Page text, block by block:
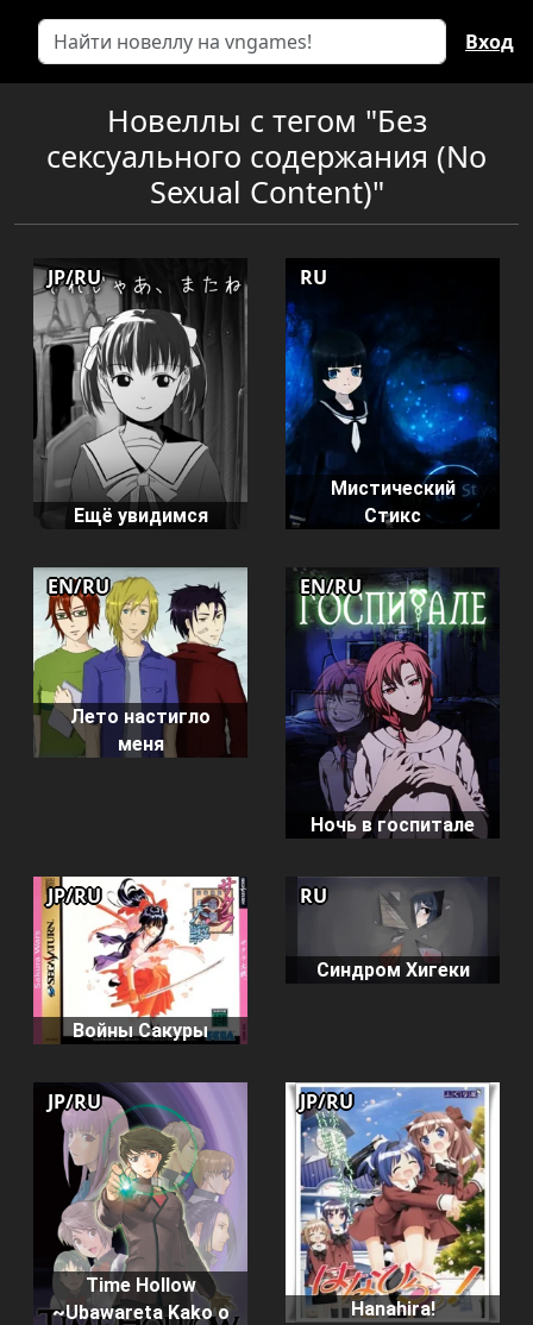
Вход
Новеллы с тегом "Без
сексуального содержания (No
Sexual Content)"
Ещё увидимся
JP/RU
Мистический
Стикс
RU
Лето настигло
меня
EN/RU
Ночь в госпитале
EN/RU
Войны Сакуры
JP/RU
Синдром Хигеки
RU
Time Hollow
~Ubawareta Kako o
JP/RU
Hanahira!
JP/RU